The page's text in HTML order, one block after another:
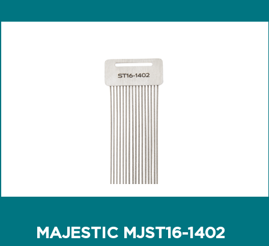
MAJESTIC MJST16-1402